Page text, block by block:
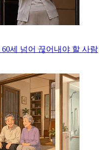
세 넘어 끊어내야 할 사람